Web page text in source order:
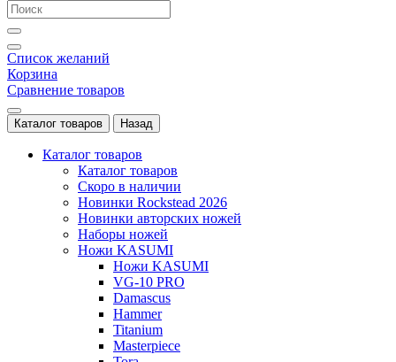
Список желаний
Корзина
Сравнение товаров
Каталог товаров Назад
Каталог товаров
Каталог товаров
Скоро в наличии
Новинки Rockstead 2026
Новинки авторских ножей
Наборы ножей
Ножи KASUMI
Ножи KASUMI
VG-10 PRO
Damascus
Hammer
Titanium
Masterpiece